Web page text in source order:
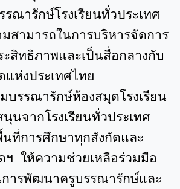
ณารักษ์โรงเรียนทั่วประเทศ
สามารถในการบริหารจัดการ
สิทธิภาพและเป็นสื่อกลางกับ
ห่งประเทศไทย
รักษ์ห้องสมุดโรงเรียน
นจากโรงเรียนทั่วประเทศ
ที่การศึกษาทุกสังกัดและ
ฯ ให้ความช่วยเหลือร่วมมือ
การพัฒนาครูบรรณารักษ์และ